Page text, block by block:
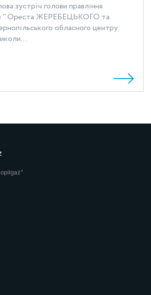
зустріч голови правління
" Ореста ЖЕРЕБЕЦЬКОГО та
обласного центру